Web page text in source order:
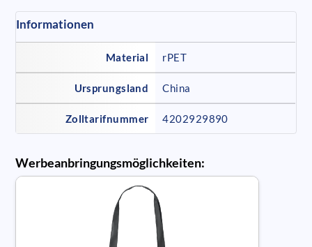
Informationen
Material rPET
Ursprungsland China
Zolltarifnummer 4202929890
Werbeanbringungsmöglichkeiten: